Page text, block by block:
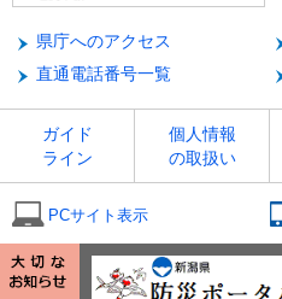
県庁へのアクセス
直通電話番号一覧
ガイド
ライン
個人情報
の取扱い
PCサイト表示